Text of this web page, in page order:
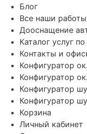
Блог
Все наши работы
Дооснащение
Каталог услуг
Контакты и
Конфигуратор
Конфигуратор
Конфигуратор
Конфигуратор
Корзина
Личный кабинет